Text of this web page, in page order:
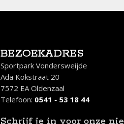
BEZOEKADRES
Sportpark Vondersweijde
Ada Kokstraat 20
7572 EA Oldenzaal
Telefoon: 0541 - 53 18 44
Schrijf je in voor onze